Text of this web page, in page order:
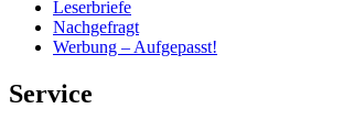
Leserbriefe
Nachgefragt
Werbung – Aufgepasst!
Service